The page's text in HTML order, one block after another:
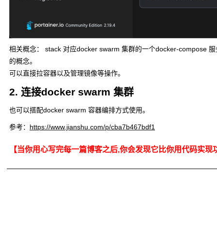
相关概念： stack 对应docker swarm 集群的一个docker-compose
的概念。
可以直接拉容器以及管理镜像等操作。
2. 连接docker swarm 集群
也可以搭配docker swarm 容器编排方式使用。
参考： https://www.jianshu.com/p/cba7b467bdf1
【当你用心写完每一篇博客之后,你会发现它比你用代码实现